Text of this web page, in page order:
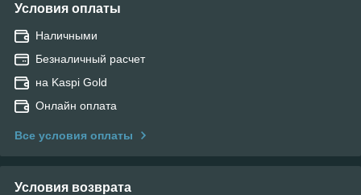
Условия оплаты
Наличными
Безналичный расчет
на Kaspi Gold
Онлайн оплата
Все условия оплаты
Условия возврата